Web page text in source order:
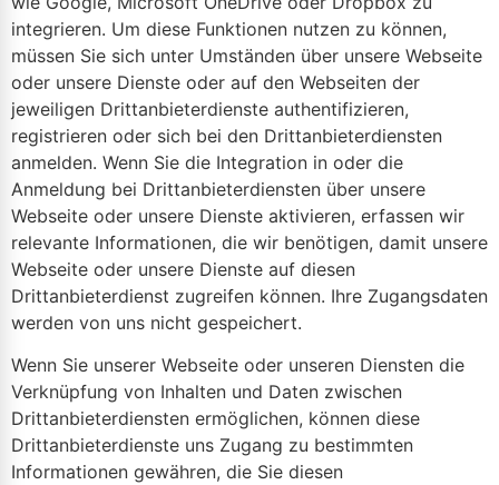
integrieren. Um diese Funktionen nutzen zu können,
müssen Sie sich unter Umständen über unsere Webseite
oder unsere Dienste oder auf den Webseiten der
jeweiligen Drittanbieterdienste authentifizieren,
registrieren oder sich bei den Drittanbieterdiensten
anmelden. Wenn Sie die Integration in oder die
Anmeldung bei Drittanbieterdiensten über unsere
Webseite oder unsere Dienste aktivieren, erfassen wir
relevante Informationen, die wir benötigen, damit unsere
Webseite oder unsere Dienste auf diesen
Drittanbieterdienst zugreifen können. Ihre Zugangsdaten
werden von uns nicht gespeichert.
Wenn Sie unserer Webseite oder unseren Diensten die
Verknüpfung von Inhalten und Daten zwischen
Drittanbieterdiensten ermöglichen, können diese
Drittanbieterdienste uns Zugang zu bestimmten
Informationen gewähren, die Sie diesen